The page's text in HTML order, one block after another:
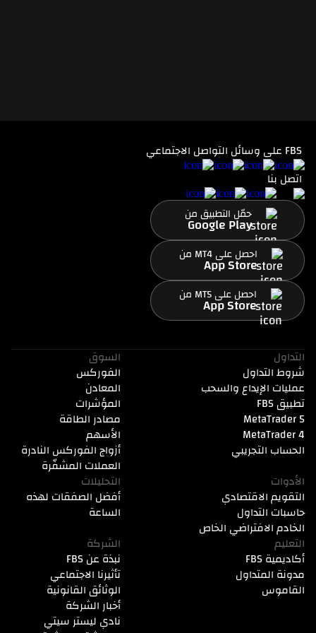
FBS على وسائل التواصل الاجتماعي
اتصل بنا
حمّل التطبيق من
Google Play
احصل على MT4 من
App Store
احصل على MT5 من
App Store
التداول
شروط التداول
عمليات الإيداع والسحب
تطبيق FBS
MetaTrader 5
MetaTrader 4
الحساب التجريبي
السوق
الفوركس
المعادن
المؤشرات
مصادر الطاقة
الأسهم
أزواج الفوركس النادرة
العملات المشفّرة
الأدوات
التقويم الاقتصادي
حاسبات التداول
الخادم الافتراضي الخاص
التحليلات
أفضل الصفقات لهذه
الساعة
التعليم
أكاديمية FBS
مدونة المتداول
القاموس
الشركة
نبذة عن FBS
تأثيرنا الاجتماعي
الوثائق القانونية
أخبار الشركة
نادي ليستر سيتي